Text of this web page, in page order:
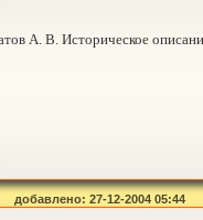
А. В. Историческое
добавлено: 27-12-2004 05:44